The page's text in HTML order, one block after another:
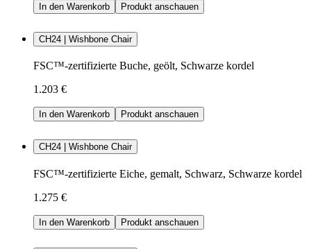
In den Warenkorb Produkt anschauen
CH24 | Wishbone Chair
FSC™-zertifizierte Buche, geölt, Schwarze kordel
1.203 €
In den Warenkorb Produkt anschauen
CH24 | Wishbone Chair
FSC™-zertifizierte Eiche, gemalt, Schwarz, Schwarze kordel
1.275 €
In den Warenkorb Produkt anschauen